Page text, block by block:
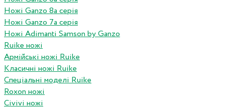
Ножі Ganzo 8а серія
Ножі Ganzo 7а серія
Ножі Adimanti Samson by Ganzo
Ruike ножі
Армійські ножі Ruike
Класичні ножі Ruike
Спеціальні моделі Ruike
Roxon ножi
Civivi ножі